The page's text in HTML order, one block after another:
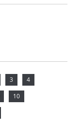
3 4
10